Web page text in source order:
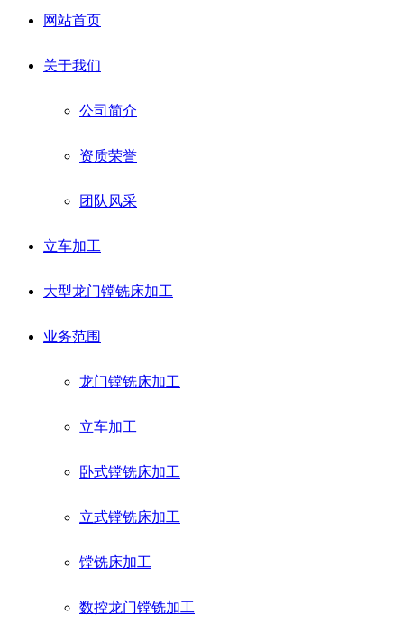
网站首页
关于我们
公司简介
资质荣誉
团队风采
立车加工
大型龙门镗铣床加工
业务范围
龙门镗铣床加工
立车加工
卧式镗铣床加工
立式镗铣床加工
镗铣床加工
数控龙门镗铣加工